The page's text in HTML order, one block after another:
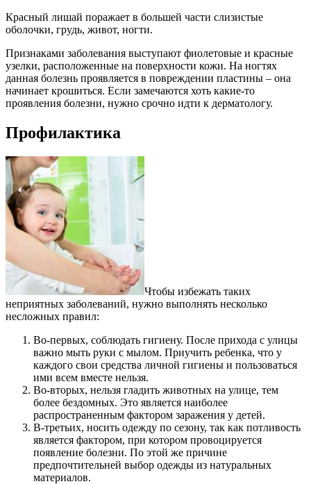
Красный лишай поражает в большей части слизистые
оболочки, грудь, живот, ногти.
Признаками заболевания выступают фиолетовые и красные
узелки, расположенные на поверхности кожи. На ногтях
данная болезнь проявляется в повреждении пластины – она
начинает крошиться. Если замечаются хоть какие-то
проявления болезни, нужно срочно идти к дерматологу.
Профилактика
Чтобы избежать таких
неприятных заболеваний, нужно выполнять несколько
несложных правил:
Во-первых, соблюдать гигиену. После прихода с улицы
важно мыть руки с мылом. Приучить ребенка, что у
каждого свои средства личной гигиены и пользоваться
ими всем вместе нельзя.
Во-вторых, нельзя гладить животных на улице, тем
более бездомных. Это является наиболее
распространенным фактором заражения у детей.
В-третьих, носить одежду по сезону, так как потливость
является фактором, при котором провоцируется
появление болезни. По этой же причине
предпочтительней выбор одежды из натуральных
материалов.